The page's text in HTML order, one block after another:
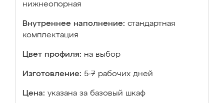
нижнеопорная
Внутреннее наполнение: стандартная
комплектация
Цвет профиля: на выбор
Изготовление: 5-7 рабочих дней
Цена: указана за базовый шкаф